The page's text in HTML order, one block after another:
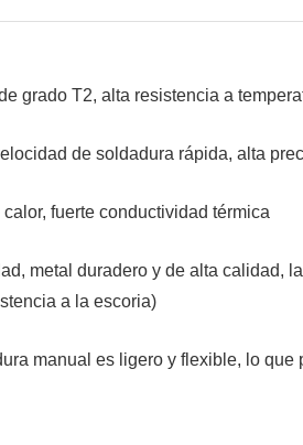
grado T2, alta resistencia a
de soldadura rápida, alta
fuerte conductividad térmica
metal duradero y de alta calidad,
a la escoria)
manual es ligero y flexible, lo